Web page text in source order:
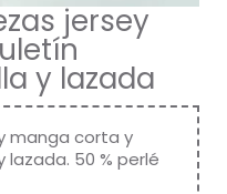
jersey
y lazada
manga corta y
50 % perlé